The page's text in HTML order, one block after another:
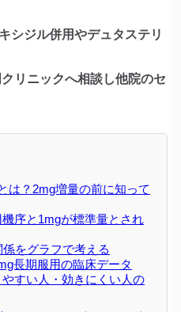
シジル併用やデュタステリ
リニックへ相談し他院のセ
は？2mg増量の前に知って
序と1mgが標準量とされ
をグラフで考える
長期服用の臨床データ
すい人・効きにくい人の